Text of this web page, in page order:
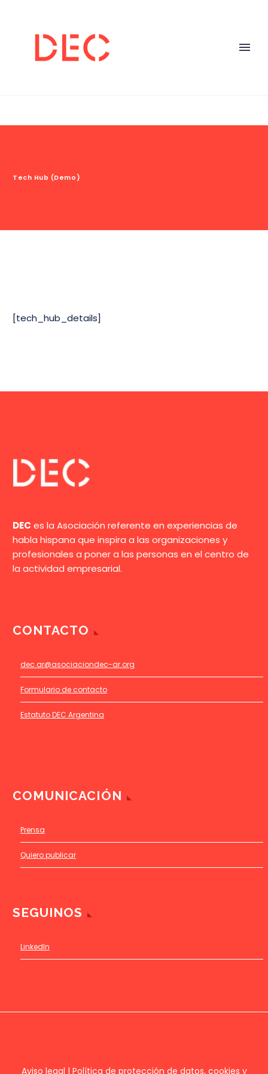
Tech Hub (Demo)
[tech_hub_details]
DEC es la Asociación referente en experiencias de
habla hispana que inspira a las organizaciones y
profesionales a poner a las personas en el centro de
la actividad empresarial.
CONTACTO
dec.ar@asociaciondec-ar.org
Formulario de contacto
Estatuto DEC Argentina
COMUNICACIÓN
Prensa
Quiero publicar
SEGUINOS
LinkedIn
Aviso legal | Política de protección de datos, cookies y